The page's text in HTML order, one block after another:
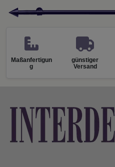
Maßanfertigun
g
günstiger
Versand